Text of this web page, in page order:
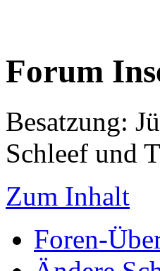
Forum
Besatzung:
Schleef und
Zum Inhalt
Foren-